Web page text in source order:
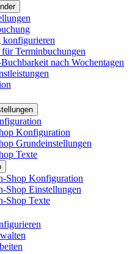
konfigurieren
Terminbuchungen
nach Wochentagen
Konfiguration
Grundeinstellungen
Texte
Shop Konfiguration
Shop Einstellungen
Shop Texte